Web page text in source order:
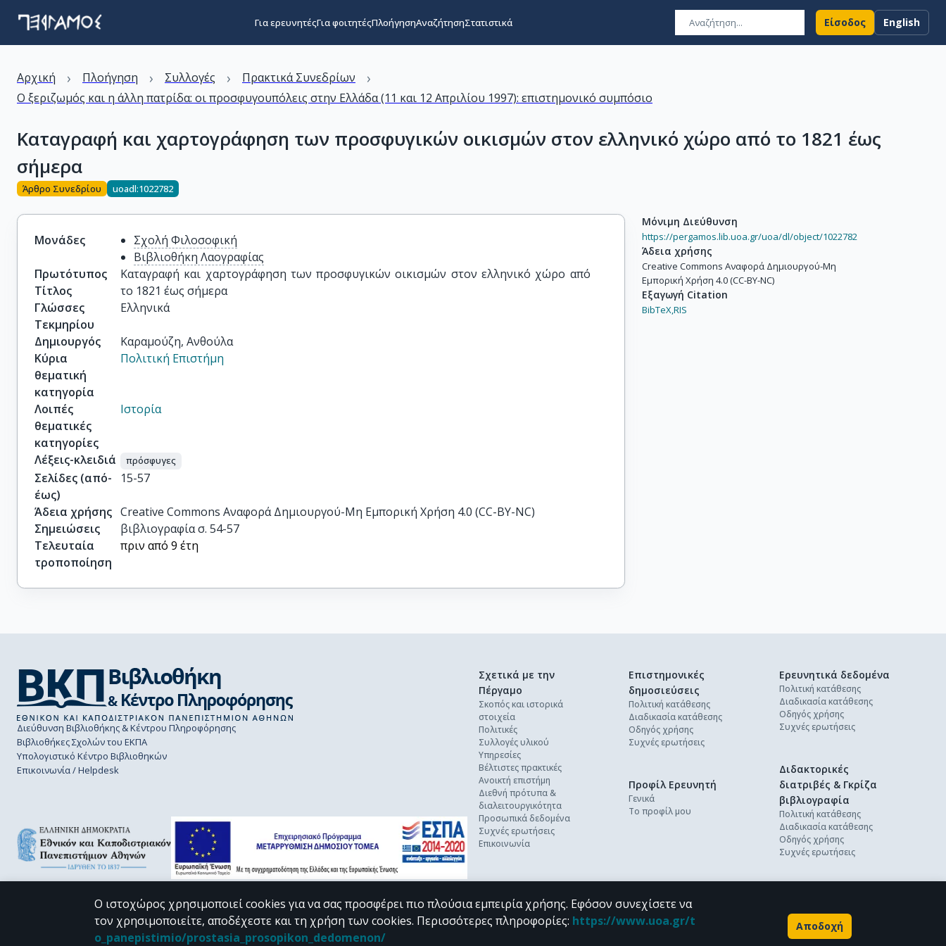
Για ερευνητέςΓια φοιτητέςΠλοήγησηΑναζήτησηΣτατιστικά Είσοδος English
Αρχική › Πλοήγηση › Συλλογές › Πρακτικά Συνεδρίων ›
Ο ξεριζωμός και η άλλη πατρίδα: οι προσφυγουπόλεις στην Ελλάδα (11 και 12 Απριλίου 1997): επιστημονικό συμπόσιο
Καταγραφή και χαρτογράφηση των προσφυγικών οικισμών στον ελληνικό χώρο από το 1821 έως
σήμερα
Άρθρο Συνεδρίου uoadl:1022782
Μονάδες
Σχολή Φιλοσοφική
Βιβλιοθήκη Λαογραφίας
Πρωτότυπος
Τίτλος
Καταγραφή και χαρτογράφηση των προσφυγικών οικισμών στον ελληνικό χώρο από
το 1821 έως σήμερα
Γλώσσες
Τεκμηρίου
Ελληνικά
Δημιουργός
Καραμούζη, Ανθούλα
Κύρια
θεματική
κατηγορία
Πολιτική Επιστήμη
Λοιπές
θεματικές
κατηγορίες
Ιστορία
Λέξεις-κλειδιά πρόσφυγες
Σελίδες (από-
έως)
15-57
Άδεια χρήσης Creative Commons Αναφορά Δημιουργού-Μη Εμπορική Χρήση 4.0 (CC-BY-NC)
Σημειώσεις
βιβλιογραφία σ. 54-57
Τελευταία
τροποποίηση
πριν από 9 έτη
Μόνιμη Διεύθυνση
https://pergamos.lib.uoa.gr/uoa/dl/object/1022782
Άδεια χρήσης
Creative Commons Αναφορά Δημιουργού-Μη
Εμπορική Χρήση 4.0 (CC-BY-NC)
Εξαγωγή Citation
BibTeX,RIS
Διεύθυνση Βιβλιοθήκης & Κέντρου Πληροφόρησης
Βιβλιοθήκες Σχολών του ΕΚΠΑ
Υπολογιστικό Κέντρο Βιβλιοθηκών
Επικοινωνία / Helpdesk
Σχετικά με την
Πέργαμο
Σκοπός και ιστορικά
στοιχεία
Πολιτικές
Συλλογές υλικού
Υπηρεσίες
Βέλτιστες πρακτικές
Ανοικτή επιστήμη
Διεθνή πρότυπα &
διαλειτουργικότητα
Προσωπικά δεδομένα
Συχνές ερωτήσεις
Επικοινωνία
Επιστημονικές
δημοσιεύσεις
Πολιτική κατάθεσης
Διαδικασία κατάθεσης
Οδηγός χρήσης
Συχνές ερωτήσεις
Ερευνητικά δεδομένα
Πολιτική κατάθεσης
Διαδικασία κατάθεσης
Οδηγός χρήσης
Συχνές ερωτήσεις
Διδακτορικές
διατριβές & Γκρίζα
βιβλιογραφία
Πολιτική κατάθεσης
Διαδικασία κατάθεσης
Οδηγός χρήσης
Συχνές ερωτήσεις
Προφίλ Ερευνητή
Γενικά
Το προφίλ μου
CC BY-NC 4.0
Ο ιστοχώρος χρησιμοποιεί cookies για να σας προσφέρει πιο πλούσια εμπειρία χρήσης. Εφόσον συνεχίσετε να
τον χρησιμοποιείτε, αποδέχεστε και τη χρήση των cookies. Περισσότερες πληροφορίες: https://www.uoa.gr/t
o_panepistimio/prostasia_prosopikon_dedomenon/
Αποδοχή